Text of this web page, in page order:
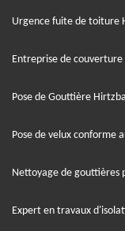
Urgence fuite de toiture
Entreprise de
Pose de Gouttière
Pose de velux conforme
Nettoyage de gouttières
Expert en travaux